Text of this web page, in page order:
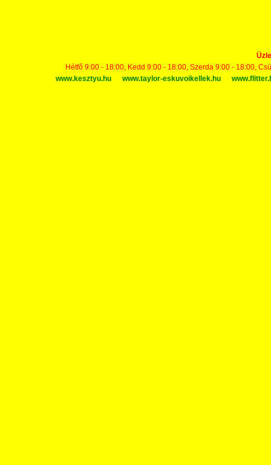
Hétfő 9:00 - 18:00, Kedd 9:00 - 18:00, Szerda 9:00 - 18:00,
www.kesztyu.hu
www.taylor-eskuvoikellek.hu